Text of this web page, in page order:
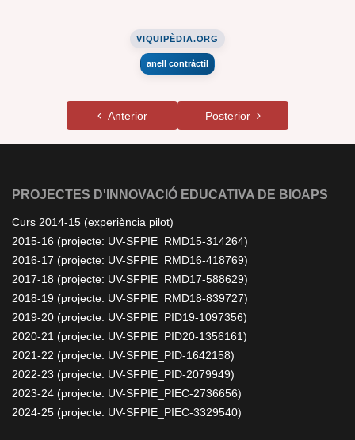
VIQUIPÈDIA.ORG
anell contràctil
Anterior Posterior
PROJECTES D'INNOVACIÓ EDUCATIVA DE BIOAPS
Curs 2014-15 (experiència pilot)
2015-16 (projecte: UV-SFPIE_RMD15-314264)
2016-17 (projecte: UV-SFPIE_RMD16-418769)
2017-18 (projecte: UV-SFPIE_RMD17-588629)
2018-19 (projecte: UV-SFPIE_RMD18-839727)
2019-20 (projecte: UV-SFPIE_PID19-1097356)
2020-21 (projecte: UV-SFPIE_PID20-1356161)
2021-22 (projecte: UV-SFPIE_PID-1642158)
2022-23 (projecte: UV-SFPIE_PID-2079949)
2023-24 (projecte: UV-SFPIE_PIEC-2736656)
2024-25 (projecte: UV-SFPIE_PIEC-3329540)